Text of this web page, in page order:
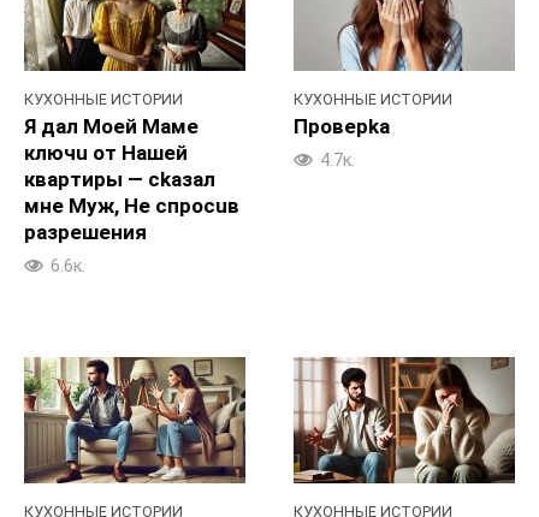
КУХОННЫЕ ИСТОРИИ
Я дaл Moeй Maме
ключu от Haшей
квартиры — ckaзал
мне Myж, He спpocuв
paзpeшения
6.6к.
КУХОННЫЕ ИСТОРИИ
Провepka
4.7к.
КУХОННЫЕ ИСТОРИИ КУХОННЫЕ ИСТОРИИ